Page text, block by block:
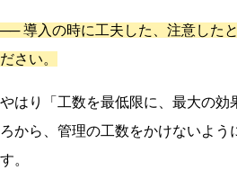
── 導入の時に工夫した、注意した
ださい。
やはり「工数を最低限に、最大の効
ろから、管理の工数をかけないよう
す。